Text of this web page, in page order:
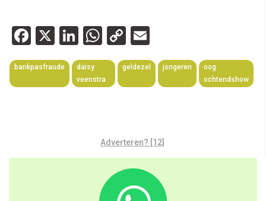
Facebook
X LinkedIn
WhatsApp
Copy
Link
bankpasfraude
daisy
veenstra
geldezel jongeren
oog
ochtendshow
Adverteren? [12]